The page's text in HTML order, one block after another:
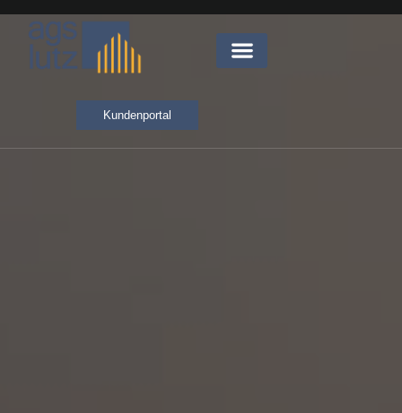
Kundenportal